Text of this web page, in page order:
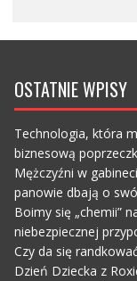
OSTATNIE WPISY
Technologia, która
biznesową
Mężczyźni w
panowie dbają o
Boimy się „chemii”
niebezpiecznej
Czy da się
Dzień Dziecka z